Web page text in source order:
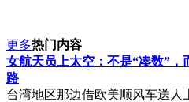
更多热门内容
女航天员上太空：不是“凑数”
路
台湾地区那边借欧美顺风车送人